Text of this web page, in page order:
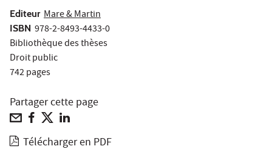
Editeur Mare & Martin
ISBN 978-2-8493-4433-0
Bibliothèque des thèses
Droit public
742 pages
Partager cette page
Télécharger en PDF